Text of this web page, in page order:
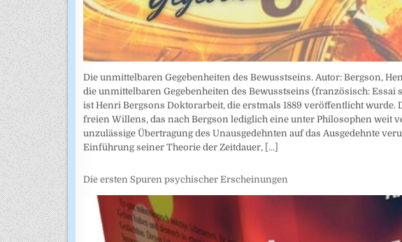
Die unmittelbaren Gegebenheiten des Bewusstseins. Autor: Bergson,
die unmittelbaren Gegebenheiten des Bewusstseins (französisch: Essai
ist Henri Bergsons Doktorarbeit, die erstmals 1889 veröffentlicht wurde.
freien Willens, das nach Bergson lediglich eine unter Philosophen weit
unzulässige Übertragung des Unausgedehnten auf das Ausgedehnte
Einführung seiner Theorie der Zeitdauer, [...]
Die ersten Spuren psychischer Erscheinungen